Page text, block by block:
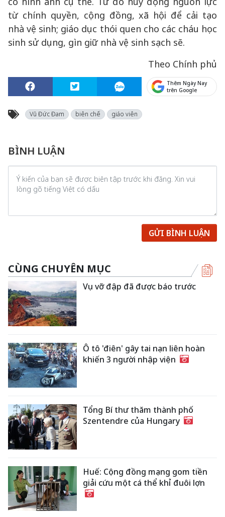
từ chính quyền, cộng đồng, xã hội để cải tạo
nhà vệ sinh; giáo dục thói quen cho các cháu học
sinh sử dụng, gìn giữ nhà vệ sinh sạch sẽ.
Theo Chính phủ
Thêm Ngày Nay
trên Google
Vũ Đức Đam biên chế giáo viên
BÌNH LUẬN
GỬI BÌNH LUẬN
CÙNG CHUYÊN MỤC
Vụ vỡ đập đã được báo trước
Ô tô 'điên' gây tai nạn liên hoàn
khiến 3 người nhập viện
Tổng Bí thư thăm thành phố
Szentendre của Hungary
Huế: Cộng đồng mạng gom tiền
giải cứu một cá thể khỉ đuôi lợn